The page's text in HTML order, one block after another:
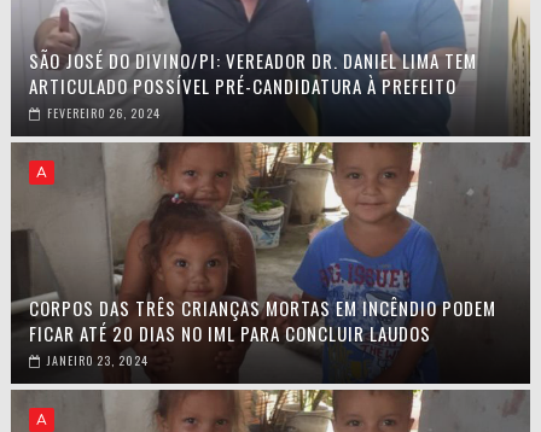
SÃO JOSÉ DO DIVINO/PI: VEREADOR DR. DANIEL LIMA TEM
ARTICULADO POSSÍVEL PRÉ-CANDIDATURA À PREFEITO
FEVEREIRO 26, 2024
A
CORPOS DAS TRÊS CRIANÇAS MORTAS EM INCÊNDIO PODEM
FICAR ATÉ 20 DIAS NO IML PARA CONCLUIR LAUDOS
JANEIRO 23, 2024
A